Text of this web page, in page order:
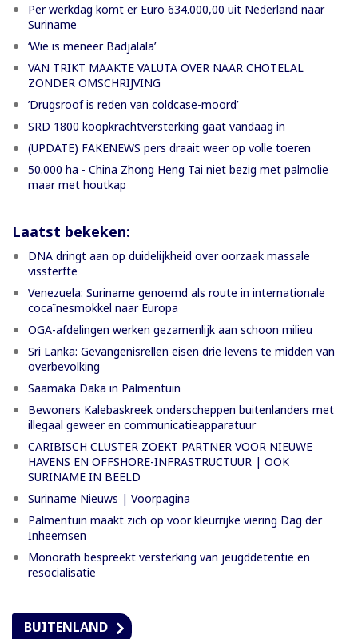
Per werkdag komt er Euro 634.000,00 uit Nederland naar
Suriname
‘Wie is meneer Badjalala’
VAN TRIKT MAAKTE VALUTA OVER NAAR CHOTELAL
ZONDER OMSCHRIJVING
’Drugsroof is reden van coldcase-moord’
SRD 1800 koopkrachtversterking gaat vandaag in
(UPDATE) FAKENEWS pers draait weer op volle toeren
50.000 ha - China Zhong Heng Tai niet bezig met palmolie
maar met houtkap
Laatst bekeken:
DNA dringt aan op duidelijkheid over oorzaak massale
vissterfte
Venezuela: Suriname genoemd als route in internationale
cocaïnesmokkel naar Europa
OGA-afdelingen werken gezamenlijk aan schoon milieu
Sri Lanka: Gevangenisrellen eisen drie levens te midden van
overbevolking
Saamaka Daka in Palmentuin
Bewoners Kalebaskreek onderscheppen buitenlanders met
illegaal geweer en communicatieapparatuur
CARIBISCH CLUSTER ZOEKT PARTNER VOOR NIEUWE
HAVENS EN OFFSHORE-INFRASTRUCTUUR | OOK
SURINAME IN BEELD
Suriname Nieuws | Voorpagina
Palmentuin maakt zich op voor kleurrijke viering Dag der
Inheemsen
Monorath bespreekt versterking van jeugddetentie en
resocialisatie
BUITENLAND